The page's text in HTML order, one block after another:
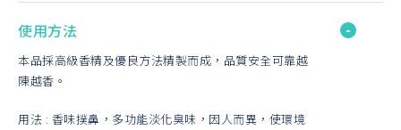
使用方法
本品採高級香精及優良方法精製而成，品質安全可靠越
陳越香。
用法 : 香味撲鼻，多功能淡化臭味，因人而異，使環境